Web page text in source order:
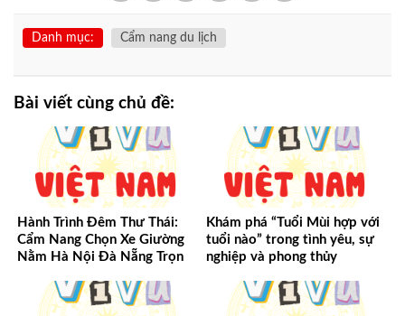
Danh mục: Cẩm nang du lịch
Bài viết cùng chủ đề:
Hành Trình Đêm Thư Thái:
Cẩm Nang Chọn Xe Giường
Nằm Hà Nội Đà Nẵng Trọn
Khám phá “Tuổi Mùi hợp với
tuổi nào” trong tình yêu, sự
nghiệp và phong thủy